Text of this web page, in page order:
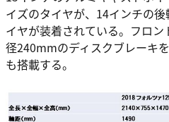
イズのタイヤが、14インチの
イヤが装着されている。フロ
径240mmのディスクブレーキ
も搭載する。